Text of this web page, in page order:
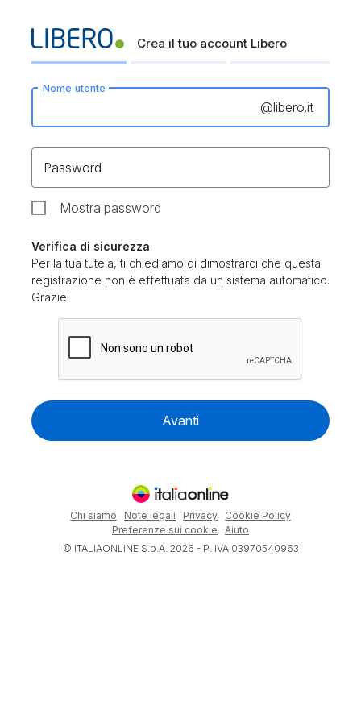
Crea il tuo account Libero
Nome utente
@libero.it
Password
Mostra password
Verifica di sicurezza
Per la tua tutela, ti chiediamo di dimostrarci che questa
registrazione non è effettuata da un sistema automatico.
Grazie!
Avanti
Chi siamo Note legali Privacy
Cookie Policy
Preferenze sui cookie
Aiuto
© ITALIAONLINE S.p.A. 2026 - P. IVA 03970540963